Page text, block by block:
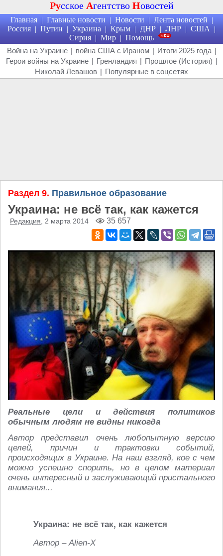
Русское Агентство Новостей
Главная | Главные новости | Новости | Лента новостей |
Россия | Путин | Украина | Крым | ДНР | ЛНР | США |
Сирия | Мир | Помощь
Война на Украине | война США с Ираном | Итоги 2025 года |
Герои войны на Украине | Гренландия | Прошлое (История) |
Николай Левашов | Популярные в соцсетях
Раздел 9. Правильное образование
Украина: не всё так, как кажется
Редакция , 2 марта 2014 35 657
Реальные цели и действия политиков
обычным людям не видны никогда
Автор представил очень любопытную версию
целей, причин и трактовки событий,
происходящих в Украине. На наш взгляд, кое с чем
можно успешно спорить, но в целом материал
очень интересный и заслуживающий пристального
внимания...
Украина: не всё так, как кажется
Автор – Alien-X